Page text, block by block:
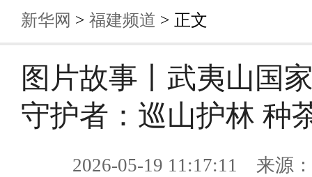
新华网 > 福建频道 > 正文
图片故事丨武夷山国
守护者：巡山护林 种
2026-05-19 11:17:11 来源